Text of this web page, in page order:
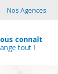
Nos Agences
connaît
tout !